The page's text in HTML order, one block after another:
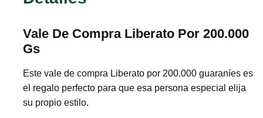
Vale De Compra Liberato Por 200.000
Gs
Este vale de compra Liberato por 200.000 guaraníes es
el regalo perfecto para que esa persona especial elija
su propio estilo.